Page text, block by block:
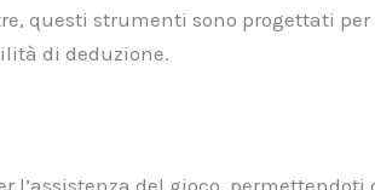
questi strumenti sono progettati per
di deduzione.